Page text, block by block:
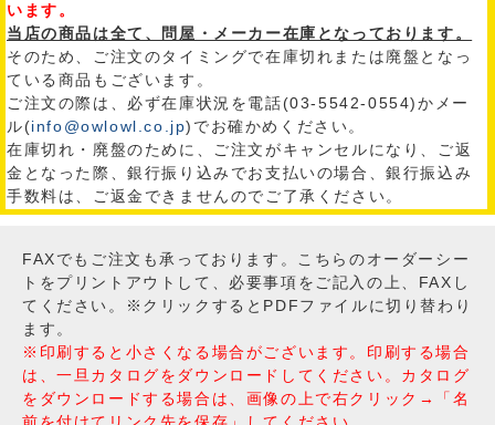
います。
当店の商品は全て、問屋・メーカー在庫となっております。
そのため、ご注文のタイミングで在庫切れまたは廃盤となっ
ている商品もございます。
ご注文の際は、必ず在庫状況を電話(03-5542-0554)かメー
ル(info@owlowl.co.jp)でお確かめください。
在庫切れ・廃盤のために、ご注文がキャンセルになり、ご返
金となった際、銀行振り込みでお支払いの場合、銀行振込み
手数料は、ご返金できませんのでご了承ください。
FAXでもご注文も承っております。こちらのオーダーシー
トをプリントアウトして、必要事項をご記入の上、FAXし
てください。※クリックするとPDFファイルに切り替わり
ます。
※印刷すると小さくなる場合がございます。印刷する場合
は、一旦カタログをダウンロードしてください。カタログ
をダウンロードする場合は、画像の上で右クリック→「名